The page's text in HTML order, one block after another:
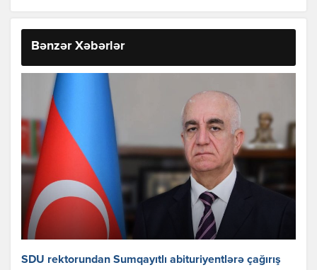
Bənzər Xəbərlər
SDU rektorundan Sumqayıtlı abituriyentlərə çağırış